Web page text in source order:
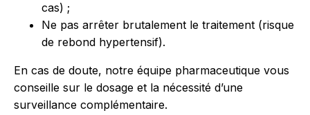
cas) ;
Ne pas arrêter brutalement le traitement (risque
de rebond hypertensif).
En cas de doute, notre équipe pharmaceutique vous
conseille sur le dosage et la nécessité d’une
surveillance complémentaire.